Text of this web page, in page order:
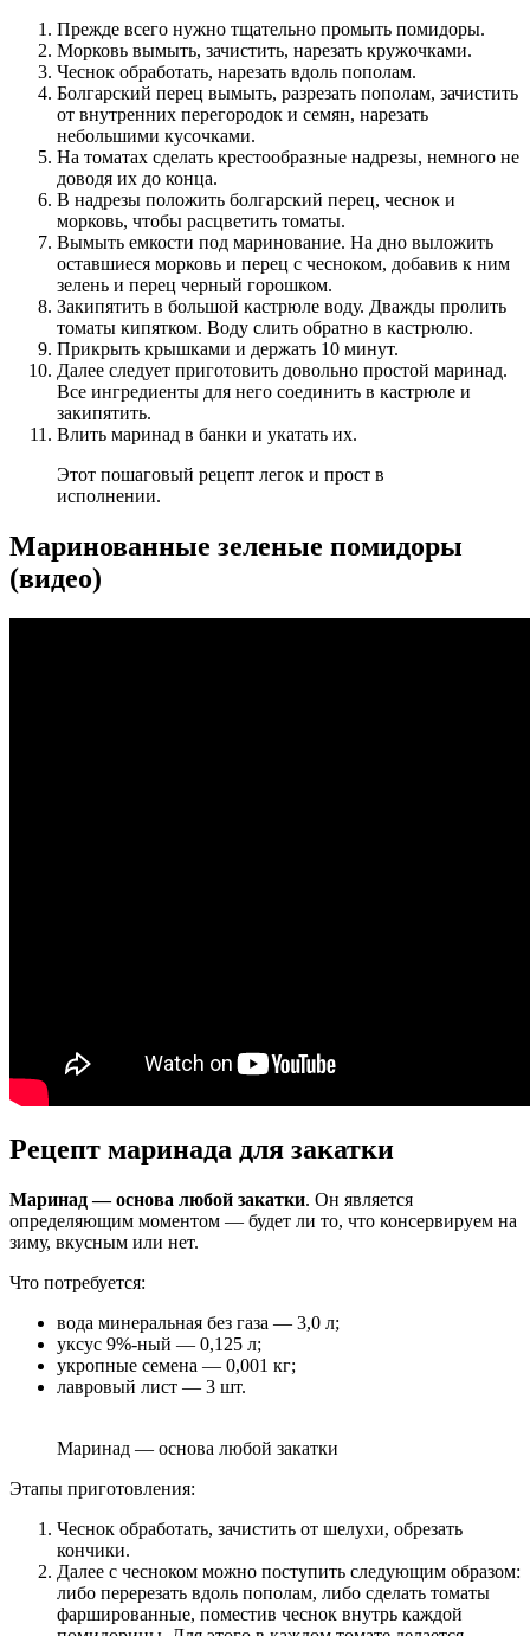
Прежде всего нужно тщательно промыть помидоры.
Морковь вымыть, зачистить, нарезать кружочками.
Чеснок обработать, нарезать вдоль пополам.
Болгарский перец вымыть, разрезать пополам, зачистить
от внутренних перегородок и семян, нарезать
небольшими кусочками.
На томатах сделать крестообразные надрезы, немного не
доводя их до конца.
В надрезы положить болгарский перец, чеснок и
морковь, чтобы расцветить томаты.
Вымыть емкости под маринование. На дно выложить
оставшиеся морковь и перец с чесноком, добавив к ним
зелень и перец черный горошком.
Закипятить в большой кастрюле воду. Дважды пролить
томаты кипятком. Воду слить обратно в кастрюлю.
Прикрыть крышками и держать 10 минут.
Далее следует приготовить довольно простой маринад.
Все ингредиенты для него соединить в кастрюле и
закипятить.
Влить маринад в банки и укатать их.
Этот пошаговый рецепт легок и прост в
исполнении.
Маринованные зеленые помидоры
(видео)
Рецепт маринада для закатки
Маринад — основа любой закатки. Он является
определяющим моментом — будет ли то, что консервируем на
зиму, вкусным или нет.
Что потребуется:
вода минеральная без газа — 3,0 л;
уксус 9%-ный — 0,125 л;
укропные семена — 0,001 кг;
лавровый лист — 3 шт.
Маринад — основа любой закатки
Этапы приготовления:
Чеснок обработать, зачистить от шелухи, обрезать
кончики.
Далее с чесноком можно поступить следующим образом:
либо перерезать вдоль пополам, либо сделать томаты
фаршированные, поместив чеснок внутрь каждой